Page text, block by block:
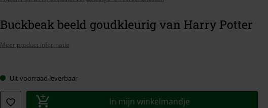
Buckbeak beeld goudkleurig van Harry Potter
Meer product informatie
Kies
je
maat
Uit voorraad leverbaar
In mijn winkelmandje